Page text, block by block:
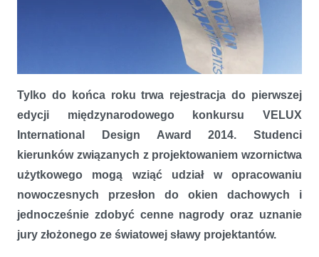
Zaprojektuj roletę przyszłości – konkurs VELUX International Design
Award
Tylko do końca roku trwa rejestracja do pierwszej
edycji międzynarodowego konkursu VELUX
International Design Award 2014. Studenci
kierunków związanych z projektowaniem wzornictwa
użytkowego mogą wziąć udział w opracowaniu
nowoczesnych przesłon do okien dachowych i
jednocześnie zdobyć cenne nagrody oraz uznanie
jury złożonego ze światowej sławy projektantów.